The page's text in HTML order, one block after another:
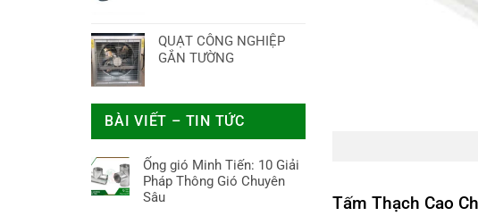
QUẠT CÔNG NGHIỆP
GẮN TƯỜNG
BÀI VIẾT – TIN TỨC
Ống gió Minh Tiến: 10 Giải
Pháp Thông Gió Chuyên
Sâu
Tấm Thạch Cao